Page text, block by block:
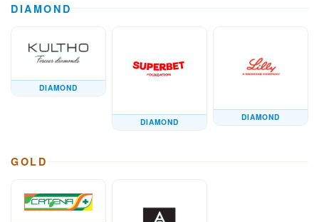
DIAMOND
DIAMOND
DIAMOND
DIAMOND
GOLD